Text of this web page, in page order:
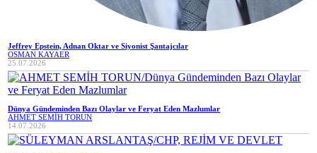
Jeffrey Epstein, Adnan Oktar ve Siyonist Şantajcılar
OSMAN KAYAER
25.07.2026
Dünya Gündeminden Bazı Olaylar ve Feryat Eden Mazlumlar
AHMET SEMİH TORUN
14.07.2026